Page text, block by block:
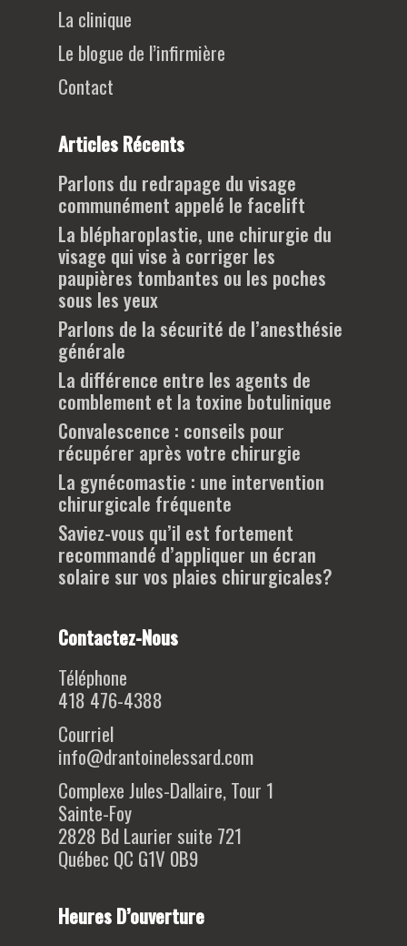
La clinique
Le blogue de l’infirmière
Contact
Articles Récents
Parlons du redrapage du visage
communément appelé le facelift
La blépharoplastie, une chirurgie du
visage qui vise à corriger les
paupières tombantes ou les poches
sous les yeux
Parlons de la sécurité de l’anesthésie
générale
La différence entre les agents de
comblement et la toxine botulinique
Convalescence : conseils pour
récupérer après votre chirurgie
La gynécomastie : une intervention
chirurgicale fréquente
Saviez-vous qu’il est fortement
recommandé d’appliquer un écran
solaire sur vos plaies chirurgicales?
Contactez-Nous
Téléphone
418 476-4388
Courriel
info@drantoinelessard.com
Complexe Jules-Dallaire, Tour 1
Sainte-Foy
2828 Bd Laurier suite 721
Québec QC G1V 0B9
Heures D’ouverture